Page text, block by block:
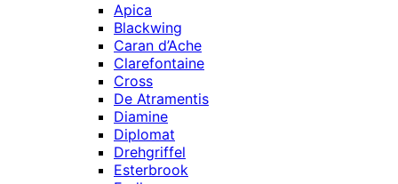
Apica
Blackwing
Caran d’Ache
Clarefontaine
Cross
De Atramentis
Diamine
Diplomat
Drehgriffel
Esterbrook